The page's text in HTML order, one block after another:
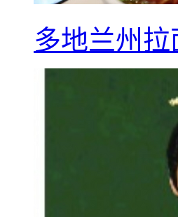
多地兰州